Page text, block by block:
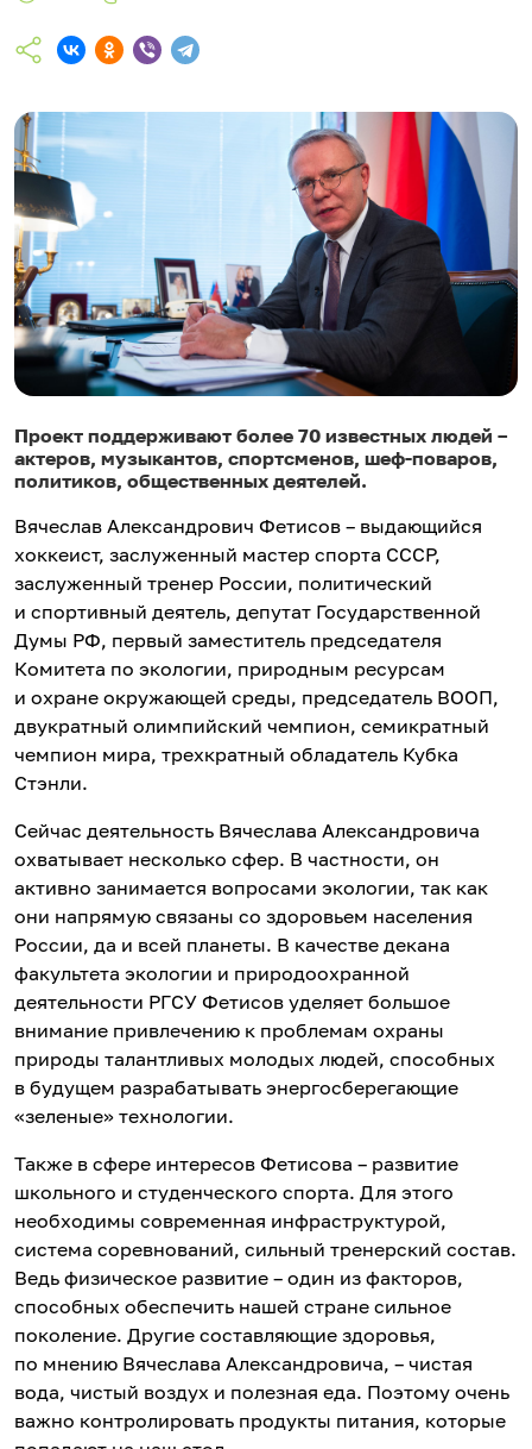
Проект поддерживают более 70 известных людей –
актеров, музыкантов, спортсменов, шеф-поваров,
политиков, общественных деятелей.
Вячеслав Александрович Фетисов – выдающийся
хоккеист, заслуженный мастер спорта СССР,
заслуженный тренер России, политический
и спортивный деятель, депутат Государственной
Думы РФ, первый заместитель председателя
Комитета по экологии, природным ресурсам
и охране окружающей среды, председатель ВООП,
двукратный олимпийский чемпион, семикратный
чемпион мира, трехкратный обладатель Кубка
Стэнли.
Сейчас деятельность Вячеслава Александровича
охватывает несколько сфер. В частности, он
активно занимается вопросами экологии, так как
они напрямую связаны со здоровьем населения
России, да и всей планеты. В качестве декана
факультета экологии и природоохранной
деятельности РГСУ Фетисов уделяет большое
внимание привлечению к проблемам охраны
природы талантливых молодых людей, способных
в будущем разрабатывать энергосберегающие
«зеленые» технологии.
Также в сфере интересов Фетисова – развитие
школьного и студенческого спорта. Для этого
необходимы современная инфраструктурой,
система соревнований, сильный тренерский состав.
Ведь физическое развитие – один из факторов,
способных обеспечить нашей стране сильное
поколение. Другие составляющие здоровья,
по мнению Вячеслава Александровича, – чистая
вода, чистый воздух и полезная еда. Поэтому очень
важно контролировать продукты питания, которые